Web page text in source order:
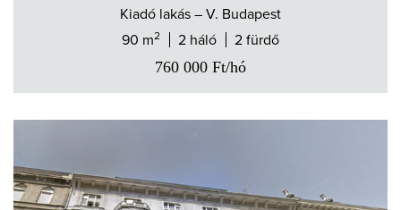
Kiadó lakás– V. Budapest
90 m2 2 háló 2 fürdő
760 000 Ft/hó